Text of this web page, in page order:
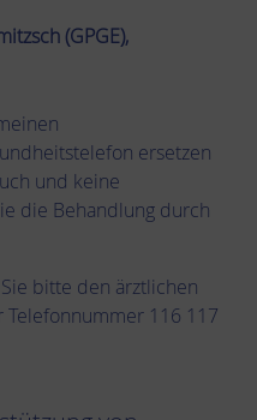
(GPGE),
ersetzen
und keine
die Behandlung durch
bitte den ärztlichen
116 117